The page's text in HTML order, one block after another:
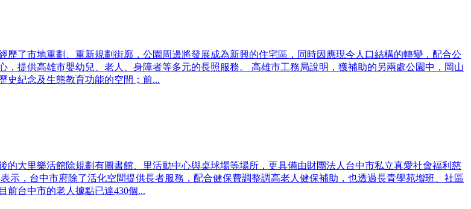
了市地重劃、重新規劃街廓，公園周邊將發展成為新興的住宅區，同時因應現今人口結構的轉變，配合公
提供高雄市嬰幼兒、老人、身障者等多元的長照服務。 高雄市工務局說明，獲補助的另兩處公園中，岡山
史紀念及生態教育功能的空間；前...
大里樂活館除規劃有圖書館、里活動中心與桌球場等場所，更具備由財團法人台中市私立真愛社會福利慈
示，台中市府除了活化空間提供長者服務，配合健保費調整調高老人健保補助，也透過長青學苑增班、社區
前台中市的老人據點已達430個...